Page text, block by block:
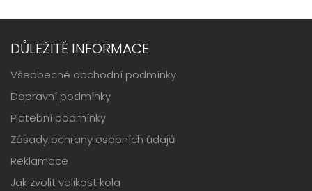
DŮLEŽITÉ INFORMACE
Všeobecné obchodní podmínky
Dopravní podmínky
Platební podmínky
Zásady ochrany osobních údajů
Reklamace
Jak zvolit velikost kola